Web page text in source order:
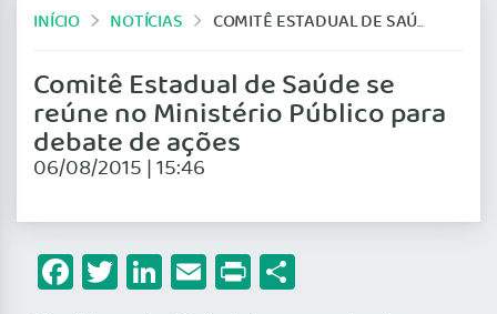
INÍCIO NOTÍCIAS COMITÊ ESTADUAL DE SAÚDE SE REÚNE NO MINISTÉRIO PÚBLICO PARA DEBATE DE AÇÕES
Comitê Estadual de Saúde se
reúne no Ministério Público para
debate de ações
06/08/2015 | 15:46
Facebook
Twitter
LinkedIn
Email
Print